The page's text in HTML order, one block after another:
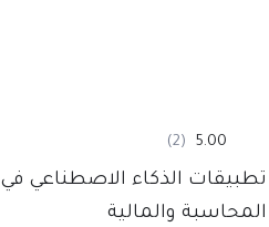
5.00
(2)
تطبيقات الذكاء الاصطناعي في
المحاسبة والمالية